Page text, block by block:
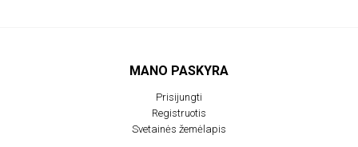
MANO PASKYRA
Prisijungti
Registruotis
Svetainės žemėlapis